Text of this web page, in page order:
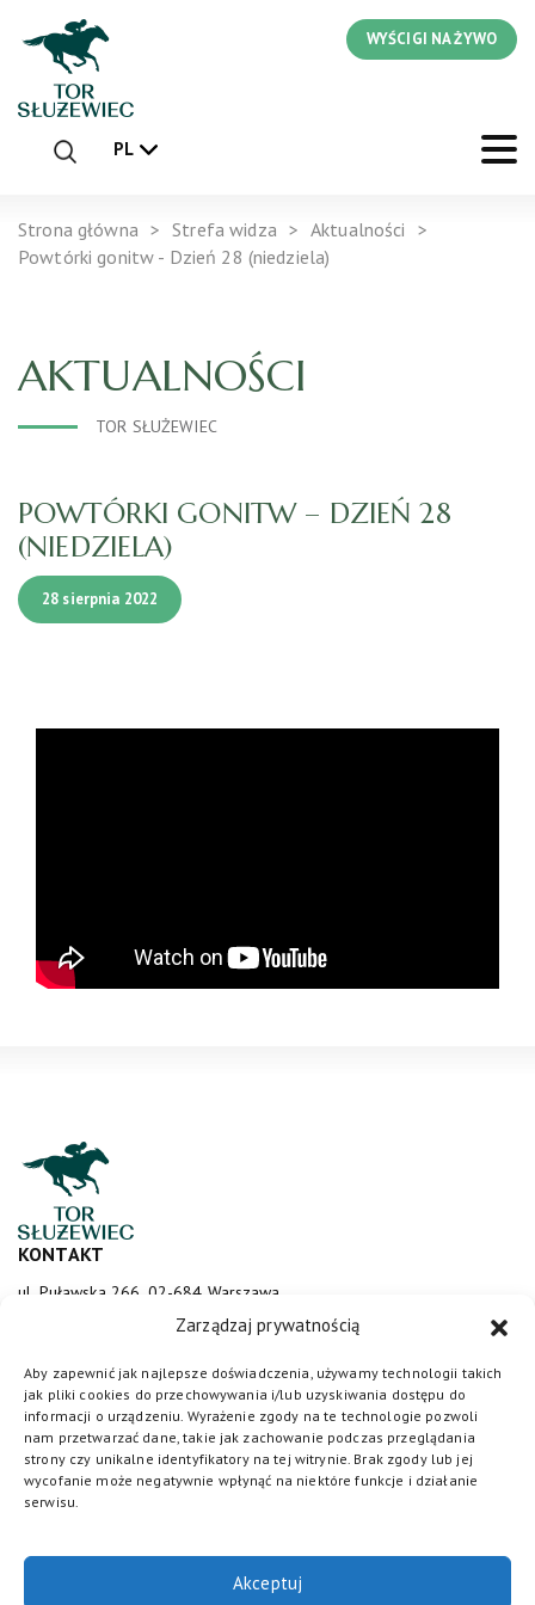
Zarządzaj prywatnością
Aby zapewnić jak najlepsze doświadczenia, używamy technologii takich
jak pliki cookies do przechowywania i/lub uzyskiwania dostępu do
informacji o urządzeniu. Wyrażenie zgody na te technologie pozwoli
nam przetwarzać dane, takie jak zachowanie podczas przeglądania
strony czy unikalne identyfikatory na tej witrynie. Brak zgody lub jej
wycofanie może negatywnie wpłynąć na niektóre funkcje i działanie
serwisu.
Akceptuj
WYŚCIGI NA ŻYWO
PL
Strona główna Strefa widza
Aktualności
Powtórki gonitw - Dzień 28 (niedziela)
AKTUALNOŚCI
TOR SŁUŻEWIEC
POWTÓRKI GONITW – DZIEŃ 28
(NIEDZIELA)
28 sierpnia 2022
KONTAKT
ul. Puławska 266, 02-684 Warszawa
sluzewiec@totalizator.pl
KONTAKT DLA MEDIÓW
media@torsluzewiec.pl
DOŁĄCZ DO NAS